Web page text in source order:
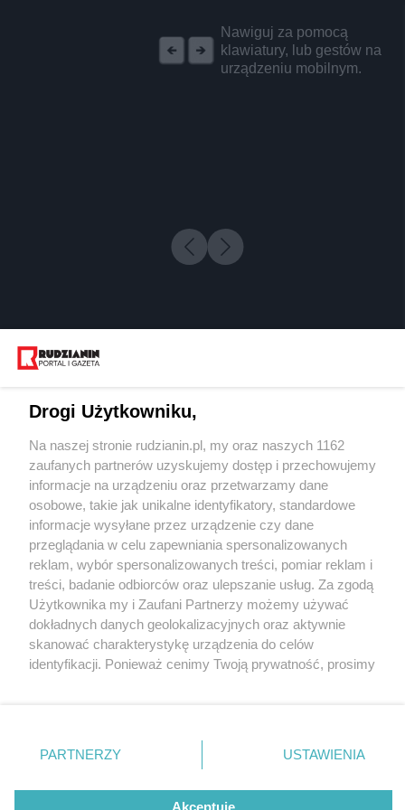
Nawiguj za pomocą
klawiatury, lub gestów na
urządzeniu mobilnym.
2 / 0
Wydawca mediów
Nie zapomnij
zapoznać się z:
polityką prywatności regulamin korzystania z portali
Twojemiasto
Piekary Śląskie
Chorzów
Tarnowskie Góry
Gliwice
Skontakuj sięz nami
Kontakt
Wydawca
Redakcja
Drogi Użytkowniku,
Na naszej stronie rudzianin.pl, my oraz naszych 1162
zaufanych partnerów uzyskujemy dostęp i przechowujemy
informacje na urządzeniu oraz przetwarzamy dane
osobowe, takie jak unikalne identyfikatory, standardowe
informacje wysyłane przez urządzenie czy dane
przeglądania w celu zapewniania spersonalizowanych
reklam, wybór spersonalizowanych treści, pomiar reklam i
treści, badanie odbiorców oraz ulepszanie usług. Za zgodą
Użytkownika my i Zaufani Partnerzy możemy używać
dokładnych danych geolokalizacyjnych oraz aktywnie
skanować charakterystykę urządzenia do celów
identyfikacji. Ponieważ cenimy Twoją prywatność, prosimy
prywatności znajdujący się w lewym dolnym rogu strony
. Niektóre rodzaje przetwarzania danych nie wymagają
zgody użytkownika, ale masz prawo sprzeciwić się
takiemu przetwarzaniu. Preferencje będą miały
PARTNERZY USTAWIENIA
Akceptuję